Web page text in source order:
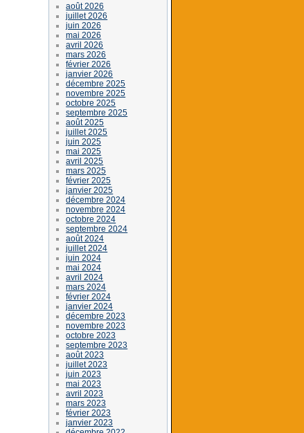
août 2026
juillet 2026
juin 2026
mai 2026
avril 2026
mars 2026
février 2026
janvier 2026
décembre 2025
novembre 2025
octobre 2025
septembre 2025
août 2025
juillet 2025
juin 2025
mai 2025
avril 2025
mars 2025
février 2025
janvier 2025
décembre 2024
novembre 2024
octobre 2024
septembre 2024
août 2024
juillet 2024
juin 2024
mai 2024
avril 2024
mars 2024
février 2024
janvier 2024
décembre 2023
novembre 2023
octobre 2023
septembre 2023
août 2023
juillet 2023
juin 2023
mai 2023
avril 2023
mars 2023
février 2023
janvier 2023